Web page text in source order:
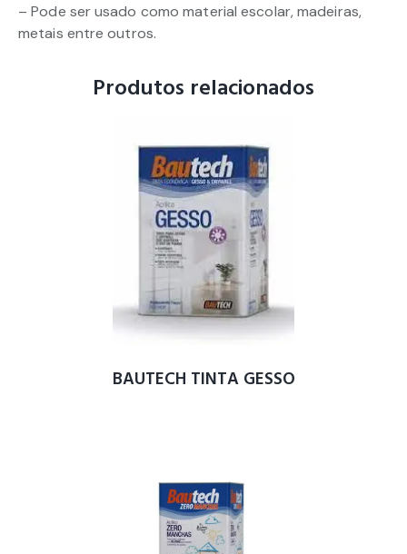
– Pode ser usado como material escolar, madeiras,
metais entre outros.
Produtos relacionados
BAUTECH TINTA GESSO